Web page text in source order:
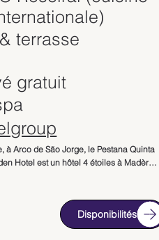
terrasse
gratuit
à Arco de São Jorge, le Pestana Quinta
Hotel est un hôtel 4 étoiles à Madère
et son cadre spectaculaire face à
Disponibilités